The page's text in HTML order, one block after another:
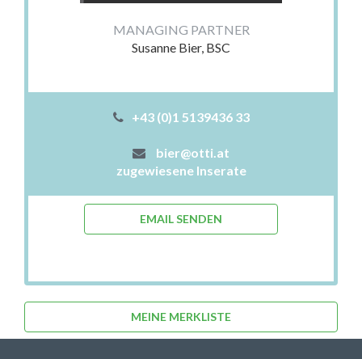
MANAGING PARTNER
Susanne Bier, BSC
+43 (0)1 5139436 33
bier@otti.at
zugewiesene Inserate
EMAIL SENDEN
MEINE MERKLISTE